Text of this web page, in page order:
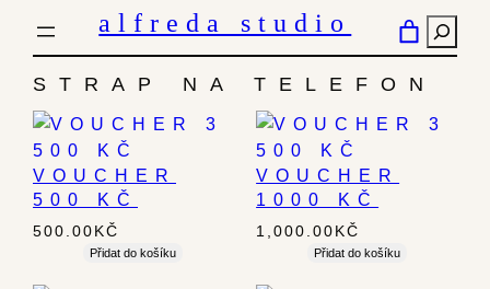
PŘESKOČIT
NA
alfreda studio
STRAP NA TELEFON
VOUCHER
500 KČ
500.00KČ
Přidat do košíku
VOUCHER
1000 KČ
1,000.00KČ
Přidat do košíku